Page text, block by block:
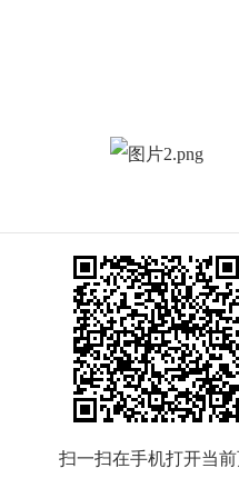
扫一扫在手机打开当